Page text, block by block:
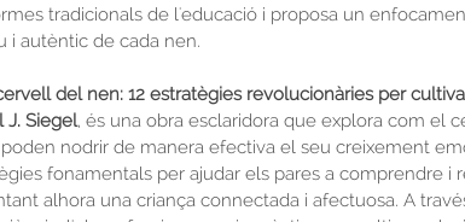
tradicionals de l'educació i proposa un
i autèntic de cada nen.
del nen: 12 estratègies revolucionàries per
J. Siegel, és una obra esclaridora que explora com el
nodrir de manera efectiva el seu creixement
fonamentals per ajudar els pares a comprendre i
alhora una criança connectada i afectuosa. A